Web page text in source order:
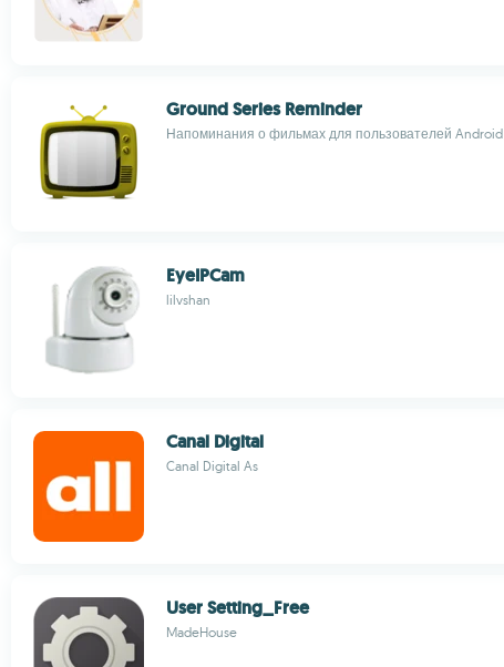
Ground Series Reminder
Напоминания о фильмах для пользователей Android
EyeIPCam
lilvshan
Canal Digital
Canal Digital As
User Setting_Free
MadeHouse